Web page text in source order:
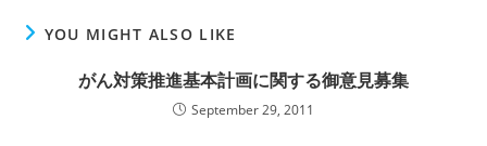
YOU MIGHT ALSO LIKE
がん対策推進基本計画に関する御意見募集
September 29, 2011